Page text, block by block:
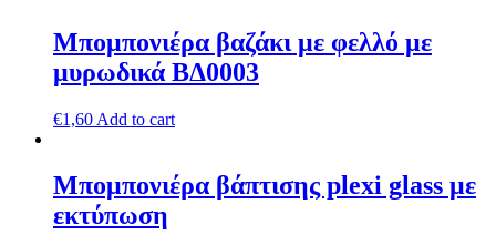
Μπομπονιέρα βαζάκι με φελλό με
μυρωδικά ΒΔ0003
€1,60 Add to cart
Μπομπονιέρα βάπτισης plexi glass με
εκτύπωση